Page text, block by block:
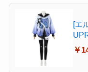
[エ
品
コ
￥